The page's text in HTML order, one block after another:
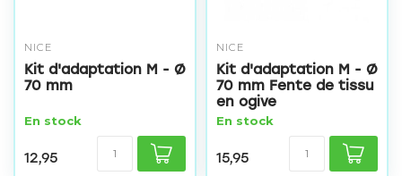
NICE
Kit d'adaptation M - Ø
70 mm
En stock
12,95
NICE
Kit d'adaptation M - Ø
70 mm Fente de tissu
en ogive
En stock
15,95